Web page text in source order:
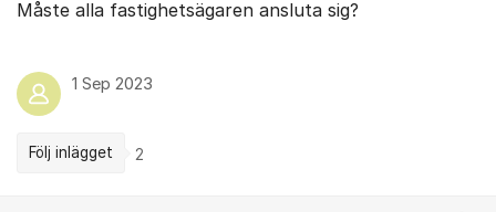
Måste alla fastighetsägaren ansluta sig?
1 Sep 2023
Följ inlägget 2